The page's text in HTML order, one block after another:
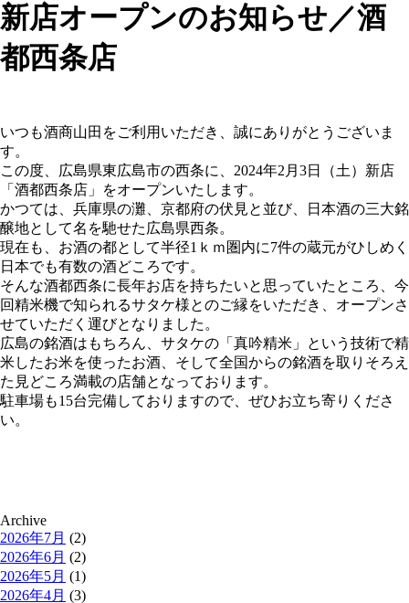
新店オープンのお知らせ／酒
都西条店
いつも酒商山田をご利用いただき、誠にありがとうございま
す。
この度、広島県東広島市の西条に、2024年2月3日（土）新店
「酒都西条店」をオープンいたします。
かつては、兵庫県の灘、京都府の伏見と並び、
日本酒の三大銘
醸地として名を馳せた広島県西条。
現在も、 お酒の都として半径1ｋｍ圏内に7件の蔵元がひしめく
日本でも有数の酒どころです。
そんな酒都西条に長年お店を持ちたいと思っていたところ、 今
回精米機で知られるサタケ様とのご縁をいただき、オープンさ
せていただく運びとなりました。
広島の銘酒はもちろん、サタケの「真吟精米」
という技術で精
米したお米を使ったお酒、 そして全国からの銘酒を取りそろえ
た見どころ満載の店舗となっております。
駐車場も15台完備しておりますので、ぜひお立ち寄りくださ
い。
Archive
2026年7月 (2)
2026年6月 (2)
2026年5月 (1)
2026年4月 (3)